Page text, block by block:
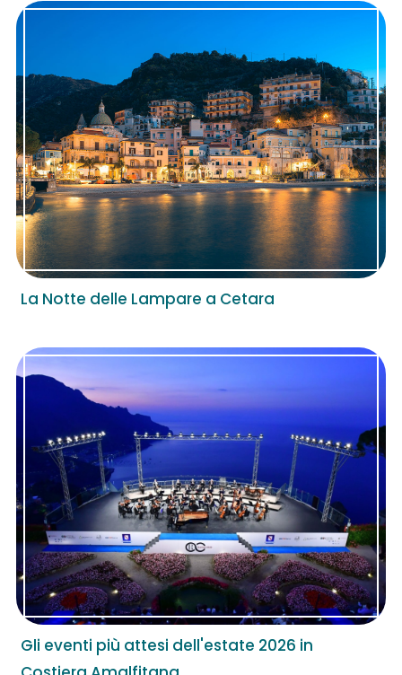
La Notte delle Lampare a Cetara
Gli eventi più attesi dell'estate 2026 in